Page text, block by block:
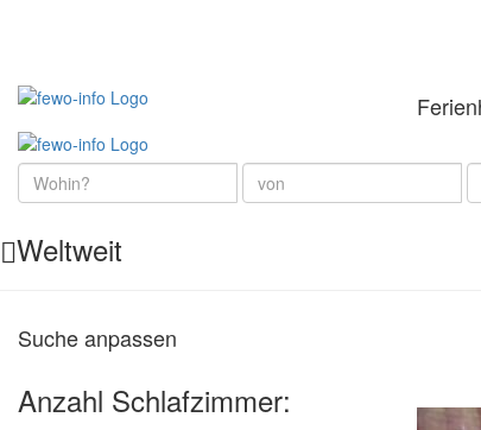
Weltweit
Suche anpassen
Anzahl Schlafzimmer: